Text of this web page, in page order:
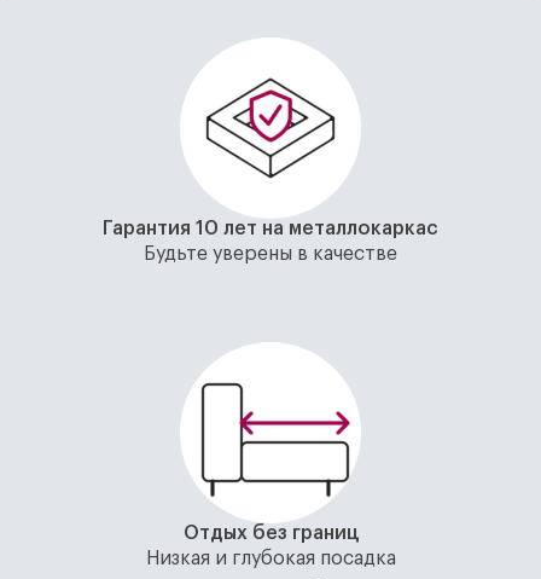
Гарантия 10 лет на металлокаркас
Будьте уверены в качестве
Отдых без границ
Низкая и глубокая посадка